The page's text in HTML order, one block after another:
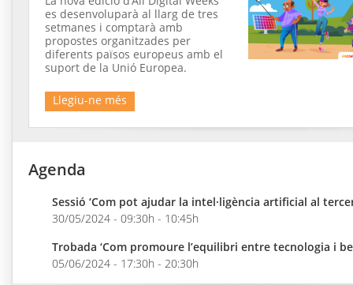
es desenvoluparà al llarg de tres
setmanes i comptarà amb
propostes organitzades per
diferents països europeus amb el
suport de la Unió Europea.
Llegiu-ne més
Agenda
Sessió ‘Com pot ajudar la intel·ligència artificial al
30/05/2024 - 09:30h - 10:45h
Trobada ‘Com promoure l’equilibri entre tecnologia i
05/06/2024 - 17:30h - 20:30h